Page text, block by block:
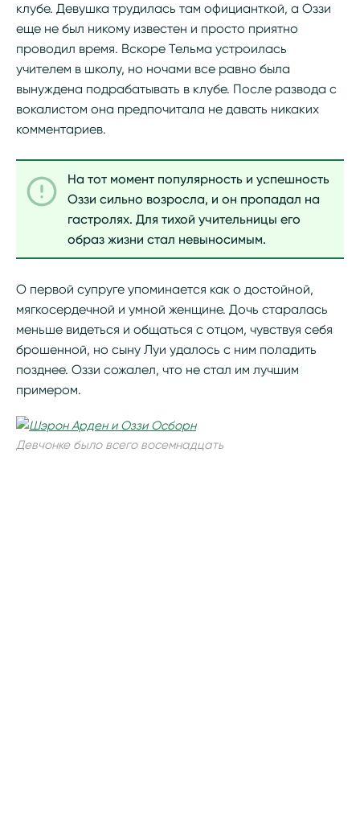
клубе. Девушка трудилась там официанткой, а Оззи
еще не был никому известен и просто приятно
проводил время. Вскоре Тельма устроилась
учителем в школу, но ночами все равно была
вынуждена подрабатывать в клубе. После развода с
вокалистом она предпочитала не давать никаких
комментариев.
На тот момент популярность и успешность
Оззи сильно возросла, и он пропадал на
гастролях. Для тихой учительницы его
образ жизни стал невыносимым.
О первой супруге упоминается как о достойной,
мягкосердечной и умной женщине. Дочь старалась
меньше видеться и общаться с отцом, чувствуя себя
брошенной, но сыну Луи удалось с ним поладить
позднее. Оззи сожалел, что не стал им лучшим
примером.
Девчонке было всего восемнадцать